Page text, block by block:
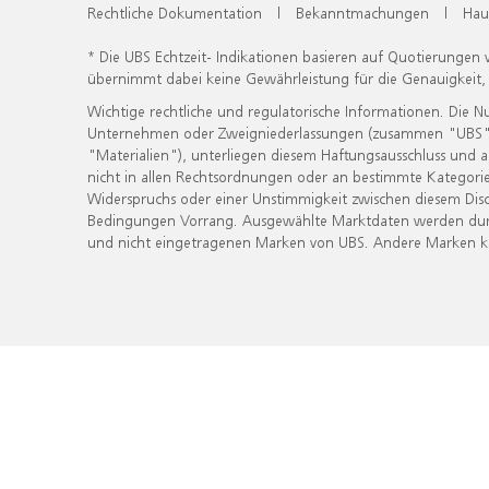
Rechtliche Dokumentation | Bekanntmachungen |
* Die UBS Echtzeit- Indikationen basieren auf
übernimmt dabei keine Gewährleistung für die
Wichtige rechtliche und regulatorische Informationen. Die
Unternehmen oder Zweigniederlassungen (zusammen
"Materialien"), unterliegen diesem Haftungsausschluss
nicht in allen Rechtsordnungen oder an bestimmte
Widerspruchs oder einer Unstimmigkeit zwischen diesem
Bedingungen Vorrang. Ausgewählte Marktdaten werden
und nicht eingetragenen Marken von UBS. Andere Marken